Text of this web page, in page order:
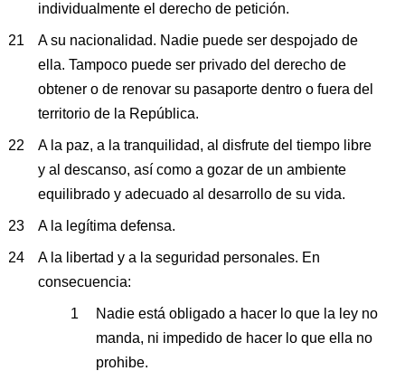
individualmente el derecho de petición.
A su nacionalidad. Nadie puede ser despojado de
ella. Tampoco puede ser privado del derecho de
obtener o de renovar su pasaporte dentro o fuera del
territorio de la República.
A la paz, a la tranquilidad, al disfrute del tiempo libre
y al descanso, así como a gozar de un ambiente
equilibrado y adecuado al desarrollo de su vida.
A la legítima defensa.
A la libertad y a la seguridad personales. En
consecuencia:
Nadie está obligado a hacer lo que la ley no
manda, ni impedido de hacer lo que ella no
prohibe.